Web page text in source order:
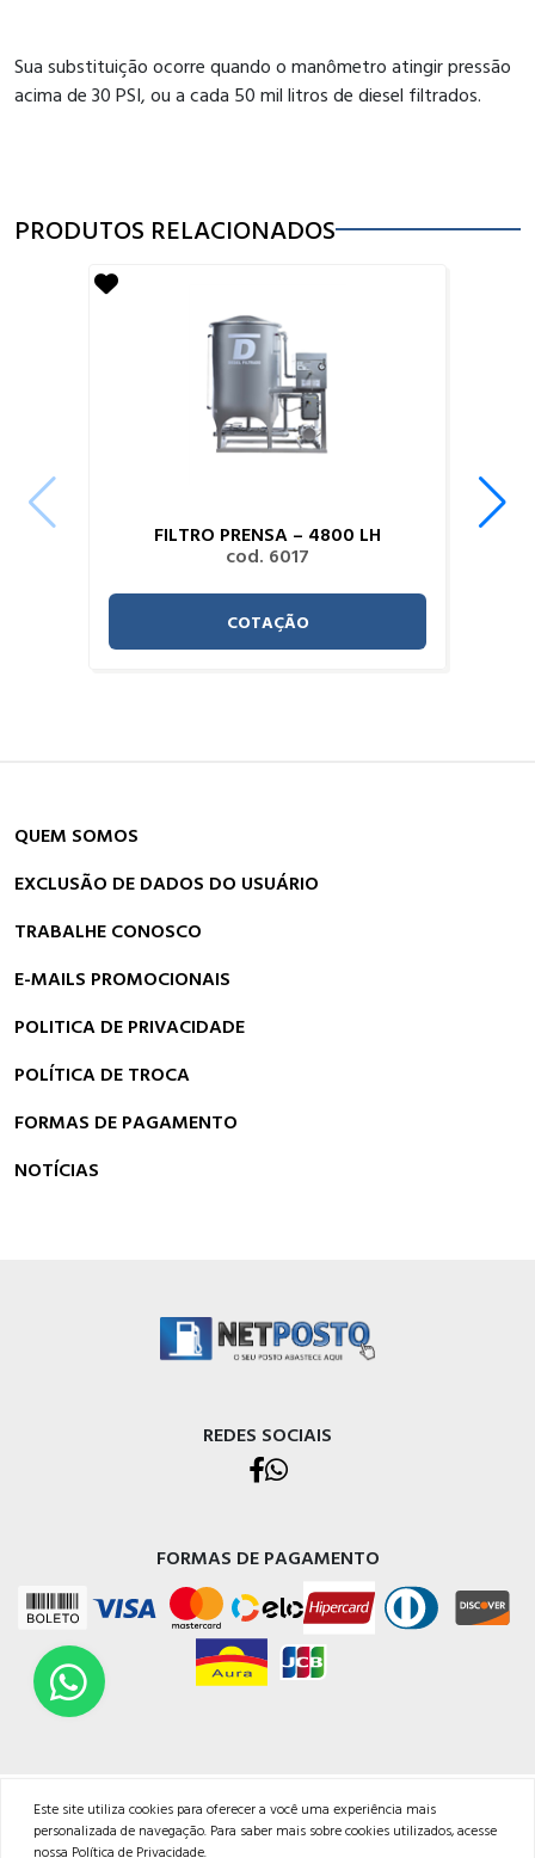
Sua substituição ocorre quando o manômetro atingir pressão
acima de 30 PSI, ou a cada 50 mil litros de diesel filtrados.
PRODUTOS RELACIONADOS
FILTRO PRENSA – 4800 LH
cod. 6017
COTAÇÃO
QUEM SOMOS
EXCLUSÃO DE DADOS DO USUÁRIO
TRABALHE CONOSCO
E-MAILS PROMOCIONAIS
POLITICA DE PRIVACIDADE
POLÍTICA DE TROCA
FORMAS DE PAGAMENTO
NOTÍCIAS
REDES SOCIAIS
FORMAS DE PAGAMENTO
TODOS OS DIREITOS RESERVADOS | NETPOSTO
Endereço Rua Judithe do Carmo, 29, Bairro Jardim Coliseu - Londrina/PR - CNPJ:
14625201/0001-99<br /><br />Email: atendimento@netposto.com.br<br
Este site utiliza cookies para oferecer a você uma experiência mais
personalizada de navegação. Para saber mais sobre cookies utilizados, acesse
nossa Política de Privacidade.